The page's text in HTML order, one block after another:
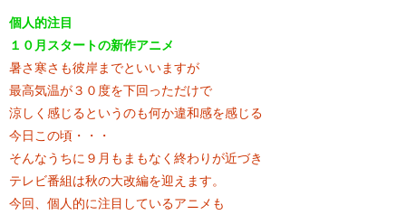
個人的注目
１０月スタートの新作アニメ
暑さ寒さも彼岸までといいますが
最高気温が３０度を下回っただけで
涼しく感じるというのも何か違和感を感じる
今日この頃・・・
そんなうちに９月もまもなく終わりが近づき
テレビ番組は秋の大改編を迎えます。
今回、個人的に注目しているアニメも